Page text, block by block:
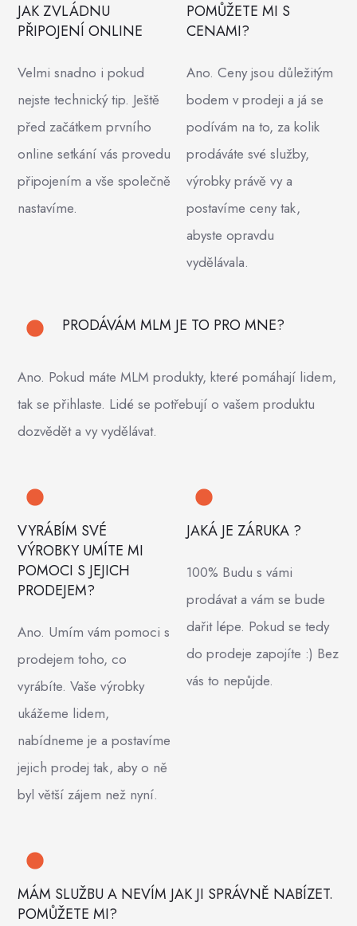
JAK ZVLÁDNU
PŘIPOJENÍ ONLINE
Velmi snadno i pokud
nejste technický tip. Ještě
před začátkem prvního
online setkání vás provedu
připojením a vše společně
nastavíme.
POMŮŽETE MI S
CENAMI?
Ano. Ceny jsou důležitým
bodem v prodeji a já se
podívám na to, za kolik
prodáváte své služby,
výrobky právě vy a
postavíme ceny tak,
abyste opravdu
vydělávala.
PRODÁVÁM MLM JE TO PRO MNE?
Ano. Pokud máte MLM produkty, které pomáhají lidem,
tak se přihlaste. Lidé se potřebují o vašem produktu
dozvědět a vy vydělávat.
VYRÁBÍM SVÉ
VÝROBKY UMÍTE MI
POMOCI S JEJICH
PRODEJEM?
Ano. Umím vám pomoci s
prodejem toho, co
vyrábíte. Vaše výrobky
ukážeme lidem,
nabídneme je a postavíme
jejich prodej tak, aby o ně
byl větší zájem než nyní.
JAKÁ JE ZÁRUKA ?
100% Budu s vámi
prodávat a vám se bude
dařit lépe. Pokud se tedy
do prodeje zapojíte :) Bez
vás to nepůjde.
MÁM SLUŽBU A NEVÍM JAK JI SPRÁVNĚ NABÍZET.
POMŮŽETE MI?